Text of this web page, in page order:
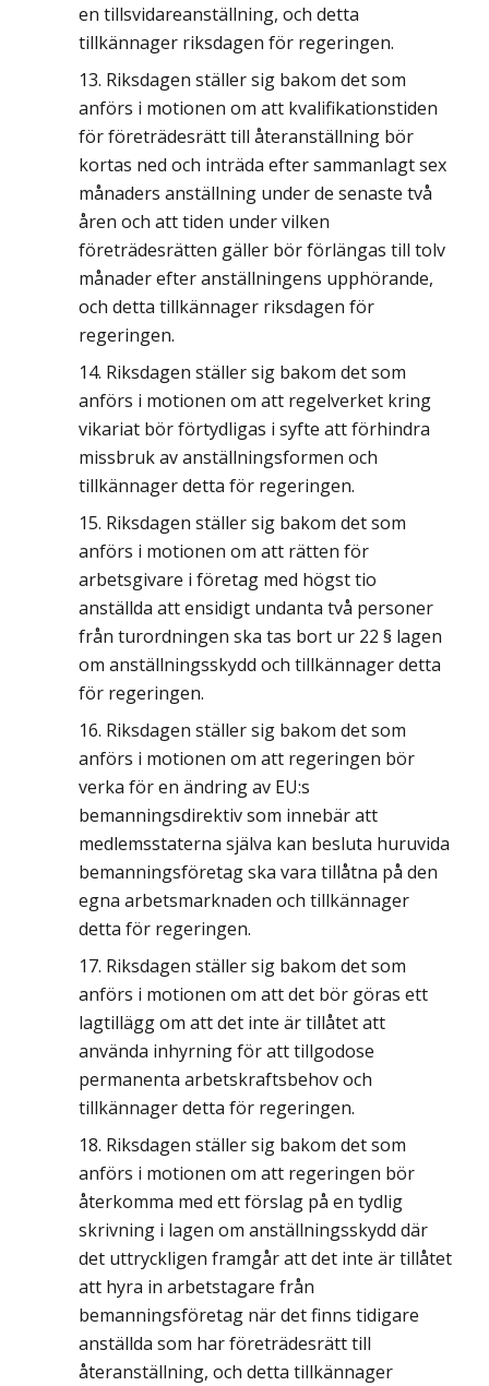
en tillsvidareanställning, och detta
tillkännager riksdagen för regeringen.
Riksdagen ställer sig bakom det som
anförs i motionen om att kvalifikationstiden
för företrädesrätt till återanställning bör
kortas ned och inträda efter sammanlagt sex
månaders anställning under de senaste två
åren och att tiden under vilken
företrädesrätten gäller bör förlängas till tolv
månader efter anställningens upphörande,
och detta tillkännager riksdagen för
regeringen.
Riksdagen ställer sig bakom det som
anförs i motionen om att regelverket kring
vikariat bör förtydligas i syfte att förhindra
missbruk av anställningsformen och
tillkännager detta för regeringen.
Riksdagen ställer sig bakom det som
anförs i motionen om att rätten för
arbetsgivare i företag med högst tio
anställda att ensidigt undanta två personer
från turordningen ska tas bort ur 22 § lagen
om anställningsskydd och tillkännager detta
för regeringen.
Riksdagen ställer sig bakom det som
anförs i motionen om att regeringen bör
verka för en ändring av EU:s
bemanningsdirektiv som innebär att
medlemsstaterna själva kan besluta huruvida
bemanningsföretag ska vara tillåtna på den
egna arbetsmarknaden och tillkännager
detta för regeringen.
Riksdagen ställer sig bakom det som
anförs i motionen om att det bör göras ett
lagtillägg om att det inte är tillåtet att
använda inhyrning för att tillgodose
permanenta arbetskraftsbehov och
tillkännager detta för regeringen.
Riksdagen ställer sig bakom det som
anförs i motionen om att regeringen bör
återkomma med ett förslag på en tydlig
skrivning i lagen om anställningsskydd där
det uttryckligen framgår att det inte är tillåtet
att hyra in arbetstagare från
bemanningsföretag när det finns tidigare
anställda som har företrädesrätt till
återanställning, och detta tillkännager